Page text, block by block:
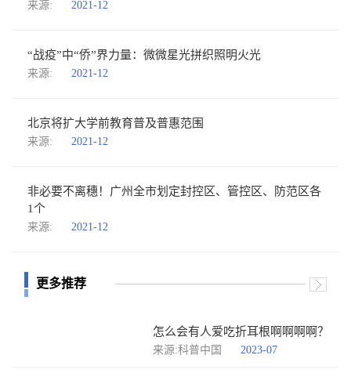
来源: 2021-12
“战疫”中“侨”界力量：微微星光拼织照明火光
来源: 2021-12
北京将扩大学前教育普及普惠范围
来源: 2021-12
非必要不离穗！广州全市划定封控区、管控区、防范区各
1个
来源: 2021-12
更多推荐
怎么会有人爱吃折耳根啊啊啊啊？
来源:科普中国 2023-07